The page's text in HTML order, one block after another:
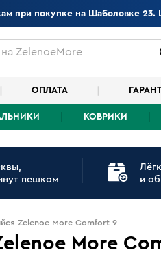
при покупке на Шаболовке
ZelenoeMore
ОПЛАТА
КОВРИКИ
пешком
и
Zelenoe More Comfort 9
More